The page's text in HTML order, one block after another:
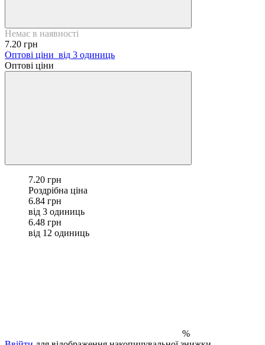
Немає в наявності
7.20 грн
Оптові ціни від 3 одиниць
Оптові ціни
7.20 грн
Роздрібна ціна
6.84 грн
від 3 одиниць
6.48 грн
від 12 одиниць
%